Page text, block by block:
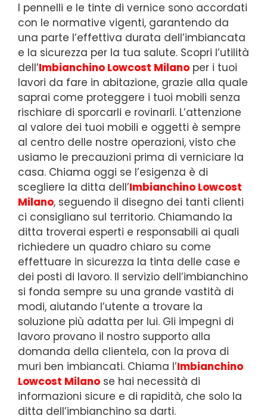
I pennelli e le tinte di vernice sono accordati
con le normative vigenti, garantendo da
una parte l’effettiva durata dell’imbiancata
e la sicurezza per la tua salute. Scopri l’utilità
dell’Imbianchino Lowcost Milano per i tuoi
lavori da fare in abitazione, grazie alla quale
saprai come proteggere i tuoi mobili senza
rischiare di sporcarli e rovinarli. L’attenzione
al valore dei tuoi mobili e oggetti è sempre
al centro delle nostre operazioni, visto che
usiamo le precauzioni prima di verniciare la
casa. Chiama oggi se l’esigenza è di
scegliere la ditta dell’Imbianchino Lowcost
Milano, seguendo il disegno dei tanti clienti
ci consigliano sul territorio. Chiamando la
ditta troverai esperti e responsabili ai quali
richiedere un quadro chiaro su come
effettuare in sicurezza la tinta delle case e
dei posti di lavoro. Il servizio dell’imbianchino
si fonda sempre su una grande vastità di
modi, aiutando l’utente a trovare la
soluzione più adatta per lui. Gli impegni di
lavoro provano il nostro supporto alla
domanda della clientela, con la prova di
muri ben imbiancati. Chiama l’Imbianchino
Lowcost Milano se hai necessità di
informazioni sicure e di rapidità, che solo la
ditta dell’imbianchino sa darti.